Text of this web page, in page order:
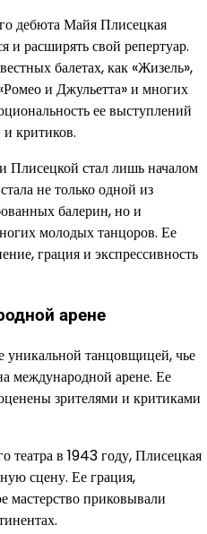
дебюта Майя Плисецкая
и расширять свой репертуар.
балетах, как «Жизель»,
и Джульетта» и многих
ее выступлений
критиков.
стал лишь началом
не только одной из
балерин, но и
молодых танцоров. Ее
грация и экспрессивность
арене
танцовщицей, чье
международной арене. Ее
зрителями и критиками
театра в 1943 году, Плисецкая
сцену. Ее грация,
мастерство приковывали